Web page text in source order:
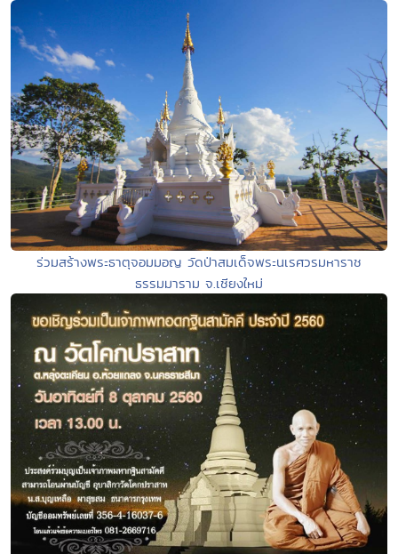
ร่วมสร้างพระธาตุจอมมอญ วัดป่าสมเด็จพระนเรศวรมหาราช
ธรรมมาราม จ.เชียงใหม่